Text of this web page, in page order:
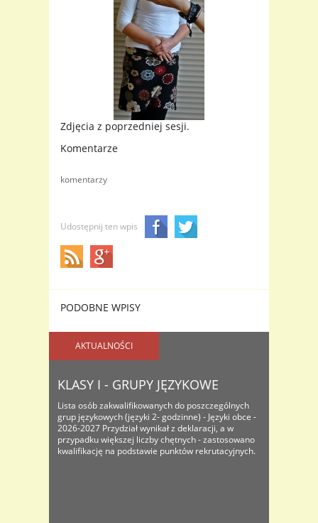
Zdjęcia z poprzedniej sesji.
Komentarze
komentarzy
Udostępnij ten wpis
PODOBNE WPISY
AKTUALNOŚCI
KLASY I - GRUPY JĘZYKOWE
Lista osób zakwalifikowanych do poszczególnych
grup językowych (języki 2- godzinne) - Języki obce -
2026-2027 Przydział wynikał z deklaracji, a w
przypadku większej liczby chętnych - zastosowano
kwalifikację na podstawie punktów rekrutacyjnych.